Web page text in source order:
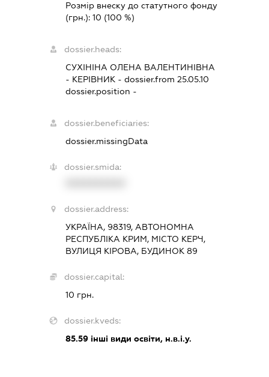
Розмір внеску до статутного фонду
(грн.):10 (100 %)
dossier.heads:
СУХІНІНА ОЛЕНА ВАЛЕНТИНІВНА
- КЕРІВНИК - dossier.from 25.05.10
dossier.position -
dossier.beneficiaries:
dossier.missingData
dossier.smida:
dossier.address:
УКРАЇНА, 98319, АВТОНОМНА
РЕСПУБЛІКА КРИМ, МІСТО КЕРЧ,
ВУЛИЦЯ КІРОВА, БУДИНОК 89
dossier.capital:
10 грн.
dossier.kveds:
85.59 інші види освіти, н.в.і.у.